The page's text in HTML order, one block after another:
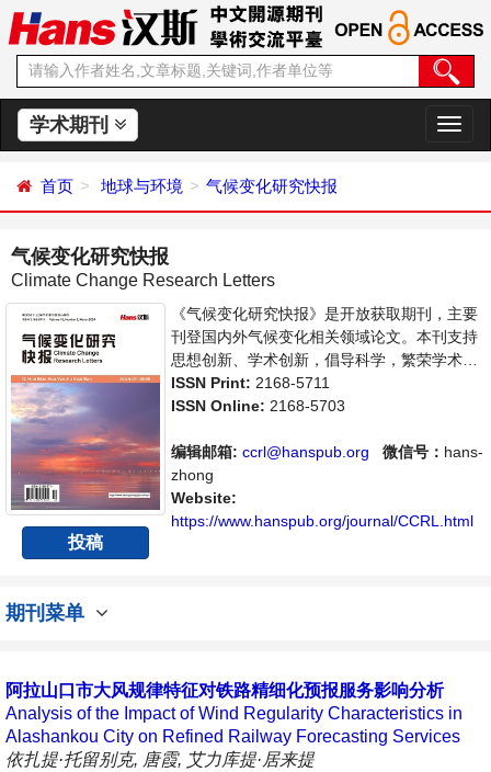
学术期刊
切
换
首页 地球与环境 气候变化研究快报
气候变化研究快报
Climate Change Research Letters
投稿
《气候变化研究快报》是开放获取期刊，主要
刊登国内外气候变化相关领域论文。本刊支持
思想创新、学术创新，倡导科学，繁荣学术，
集学术性、思想性为一体，旨在给世界范围内
的科学家、学者、科研人员提供一个传播、分
的交流平台。
ISSN Print: 2168-5711
ISSN Online: 2168-5703
编辑邮箱: ccrl@hanspub.org 微信号： hans-
zhong
Website:
https://www.hanspub.org/journal/CCRL.html
期刊菜单
阿拉山口市大风规律特征对铁路精细化预报服务影响分析
Analysis of the Impact of Wind Regularity Characteristics in
Alashankou City on Refined Railway Forecasting Services
依扎提·托留别克, 唐霞, 艾力库提·居来提